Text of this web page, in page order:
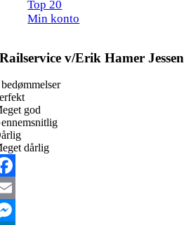
Top 20
Min konto
Railservice v/Erik Hamer Jessen
god
dårlig